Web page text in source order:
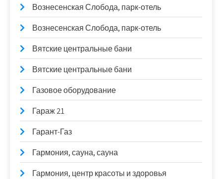
Вознесенская Слобода, парк-отель
Вознесенская Слобода, парк-отель
Вятские центральные бани
Вятские центральные бани
Газовое оборудование
Гараж 21
Гарант-Газ
Гармония, сауна, сауна
Гармония, центр красоты и здоровья